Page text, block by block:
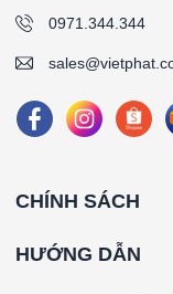
0971.344.344
CHÍNH SÁCH
HƯỚNG DẪN